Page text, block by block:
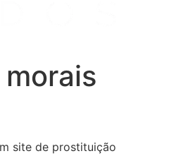
site de prostituição